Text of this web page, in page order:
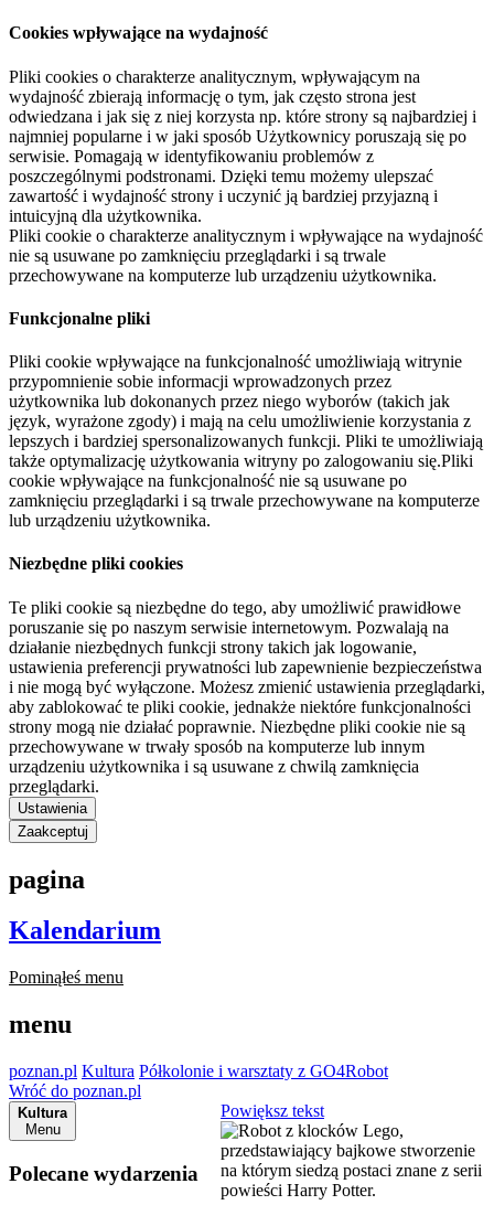
Cookies wpływające na wydajność
Pliki cookies o charakterze analitycznym, wpływającym na
wydajność zbierają informację o tym, jak często strona jest
odwiedzana i jak się z niej korzysta np. które strony są najbardziej i
najmniej popularne i w jaki sposób Użytkownicy poruszają się po
serwisie. Pomagają w identyfikowaniu problemów z
poszczególnymi podstronami. Dzięki temu możemy ulepszać
zawartość i wydajność strony i uczynić ją bardziej przyjazną i
intuicyjną dla użytkownika.
Pliki cookie o charakterze analitycznym i wpływające na wydajność
nie są usuwane po zamknięciu przeglądarki i są trwale
przechowywane na komputerze lub urządzeniu użytkownika.
Funkcjonalne pliki
Pliki cookie wpływające na funkcjonalność umożliwiają witrynie
przypomnienie sobie informacji wprowadzonych przez
użytkownika lub dokonanych przez niego wyborów (takich jak
język, wyrażone zgody) i mają na celu umożliwienie korzystania z
lepszych i bardziej spersonalizowanych funkcji. Pliki te umożliwiają
także optymalizację użytkowania witryny po zalogowaniu się.Pliki
cookie wpływające na funkcjonalność nie są usuwane po
zamknięciu przeglądarki i są trwale przechowywane na komputerze
lub urządzeniu użytkownika.
Niezbędne pliki cookies
Te pliki cookie są niezbędne do tego, aby umożliwić prawidłowe
poruszanie się po naszym serwisie internetowym. Pozwalają na
działanie niezbędnych funkcji strony takich jak logowanie,
ustawienia preferencji prywatności lub zapewnienie bezpieczeństwa
i nie mogą być wyłączone. Możesz zmienić ustawienia przeglądarki,
aby zablokować te pliki cookie, jednakże niektóre funkcjonalności
strony mogą nie działać poprawnie. Niezbędne pliki cookie nie są
przechowywane w trwały sposób na komputerze lub innym
urządzeniu użytkownika i są usuwane z chwilą zamknięcia
przeglądarki.
Ustawienia
Zaakceptuj
pagina
Kalendarium
Pominąłeś menu
menu
poznan.pl Kultura Półkolonie i warsztaty z GO4Robot
Wróć do poznan.pl
Kultura
Menu
Polecane wydarzenia
Powiększ tekst